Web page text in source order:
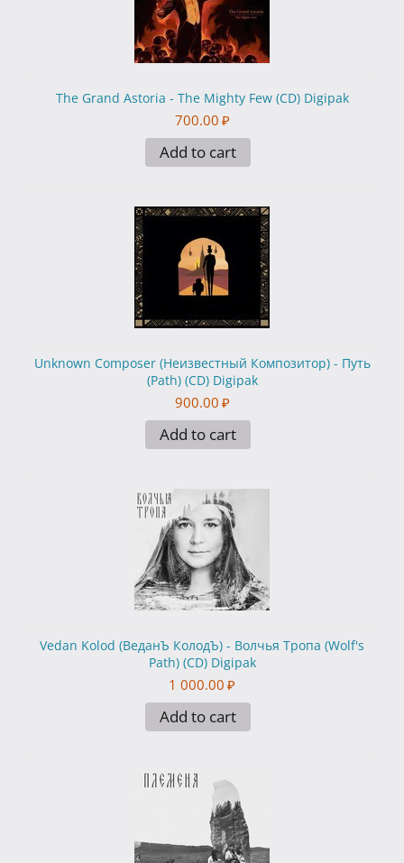
The Grand Astoria - The Mighty Few (CD) Digipak
700.00 ₽
Add to cart
Unknown Composer (Неизвестный Композитор) - Путь
(Path) (CD) Digipak
900.00 ₽
Add to cart
Vedan Kolod (ВеданЪ КолодЪ) - Волчья Тропа (Wolf's
Path) (CD) Digipak
1 000.00 ₽
Add to cart